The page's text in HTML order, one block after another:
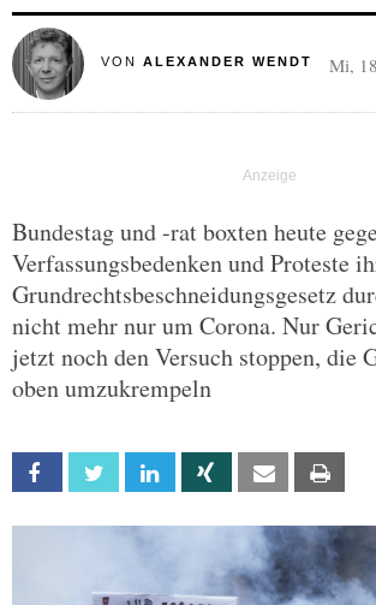
VON ALEXANDER WENDT Mi,
Bundestag und -rat boxten heute
Verfassungsbedenken und Proteste
Grundrechtsbeschneidungsgesetz
nicht mehr nur um Corona. Nur
jetzt noch den Versuch stoppen, die
oben umzukrempeln
Facebook Twitter Linkedin Xing Email